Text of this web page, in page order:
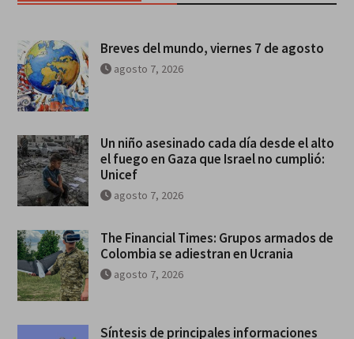
Breves del mundo, viernes 7 de agosto
agosto 7, 2026
Un niño asesinado cada día desde el alto
el fuego en Gaza que Israel no cumplió:
Unicef
agosto 7, 2026
The Financial Times: Grupos armados de
Colombia se adiestran en Ucrania
agosto 7, 2026
Síntesis de principales informaciones